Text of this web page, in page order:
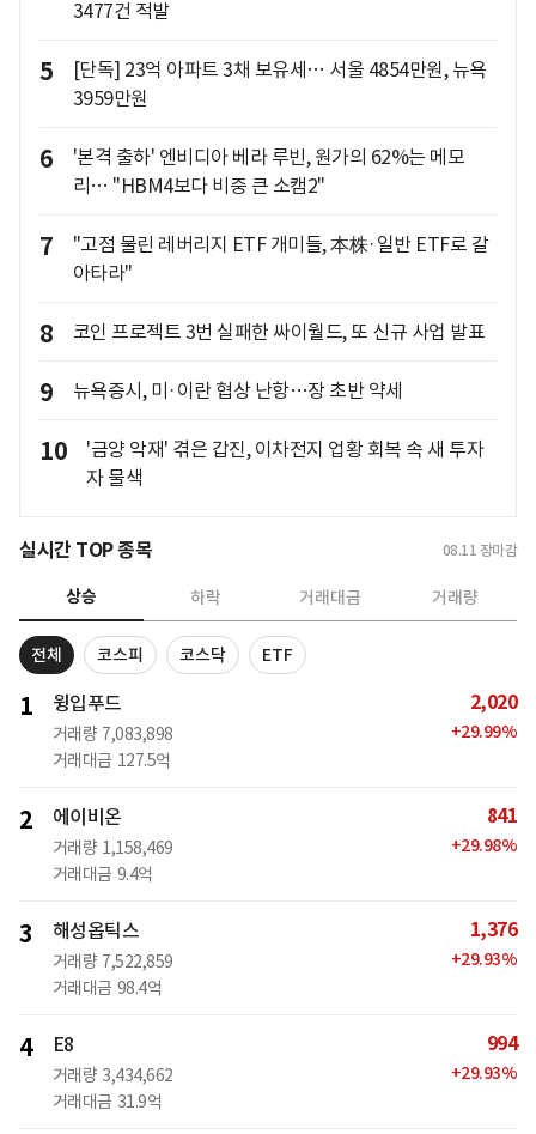
3477건 적발
5
[단독] 23억 아파트 3채 보유세… 서울 4854만원, 뉴욕
3959만원
6
'본격 출하' 엔비디아 베라 루빈, 원가의 62%는 메모
리… "HBM4보다 비중 큰 소캠2"
7
"고점 물린 레버리지 ETF 개미들, 本株·일반 ETF로 갈
아타라"
8 코인 프로젝트 3번 실패한 싸이월드, 또 신규 사업 발표
9 뉴욕증시, 미·이란 협상 난항…장 초반 약세
10
'금양 악재' 겪은 갑진, 이차전지 업황 회복 속 새 투자
자 물색
실시간 TOP 종목 08.11 장마감
상승 하락 거래대금 거래량
전체 코스피 코스닥 ETF
1 윙입푸드
거래량 7,083,898
거래대금 127.5억
2,020
+29.99%
2 에이비온
거래량 1,158,469
거래대금 9.4억
841
+29.98%
3 해성옵틱스
거래량 7,522,859
거래대금 98.4억
1,376
+29.93%
4 E8
거래량 3,434,662
거래대금 31.9억
994
+29.93%